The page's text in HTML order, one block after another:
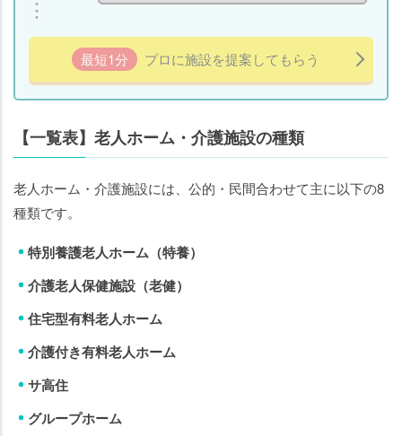
最短1分 プロに施設を提案してもらう
【一覧表】老人ホーム・介護施設の種類
老人ホーム・介護施設には、公的・民間合わせて主に以下の8
種類です。
特別養護老人ホーム（特養）
介護老人保健施設（老健）
住宅型有料老人ホーム
介護付き有料老人ホーム
サ高住
グループホーム